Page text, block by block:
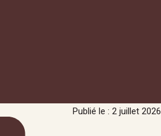
Publié le : 2 juillet 2026